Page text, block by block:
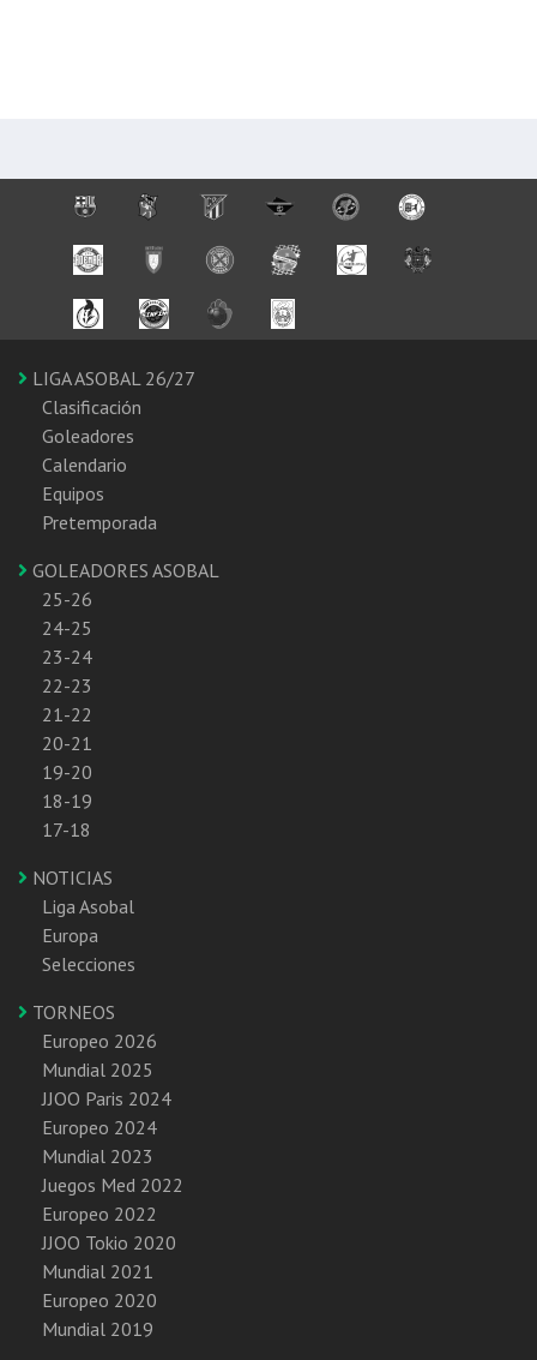
LIGA ASOBAL 26/27
Clasificación
Goleadores
Calendario
Equipos
Pretemporada
GOLEADORES ASOBAL
25-26
24-25
23-24
22-23
21-22
20-21
19-20
18-19
17-18
NOTICIAS
Liga Asobal
Europa
Selecciones
TORNEOS
Europeo 2026
Mundial 2025
JJOO Paris 2024
Europeo 2024
Mundial 2023
Juegos Med 2022
Europeo 2022
JJOO Tokio 2020
Mundial 2021
Europeo 2020
Mundial 2019